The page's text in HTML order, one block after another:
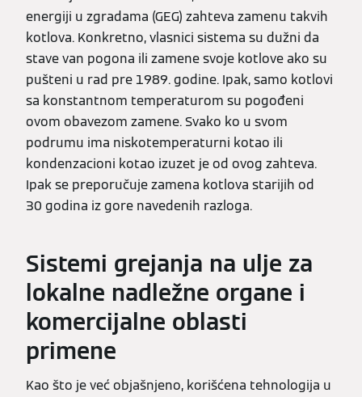
energiji u zgradama (GEG) zahteva zamenu takvih
kotlova. Konkretno, vlasnici sistema su dužni da
stave van pogona ili zamene svoje kotlove ako su
pušteni u rad pre 1989. godine. Ipak, samo kotlovi
sa konstantnom temperaturom su pogođeni
ovom obavezom zamene. Svako ko u svom
podrumu ima niskotemperaturni kotao ili
kondenzacioni kotao izuzet je od ovog zahteva.
Ipak se preporučuje zamena kotlova starijih od
30 godina iz gore navedenih razloga.
Sistemi grejanja na ulje za
lokalne nadležne organe i
komercijalne oblasti
primene
Kao što je već objašnjeno, korišćena tehnologija u